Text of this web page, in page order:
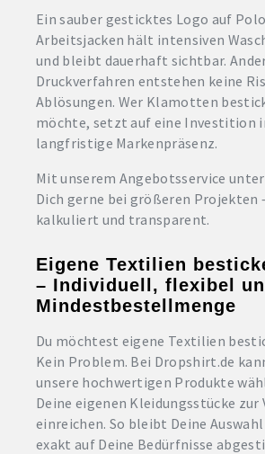
Ein sauber gesticktes Logo auf
Arbeitsjacken hält intensiven
und bleibt dauerhaft sichtbar.
Druckverfahren entstehen keine
Ablösungen. Wer Klamotten
möchte, setzt auf eine Investition
langfristige Markenpräsenz.
Mit unserem Angebotsservice
Dich gerne bei größeren Projekten
kalkuliert und transparent.
Eigene Textilien
– Individuell, flexibel
Mindestbestellmenge
Du möchtest eigene Textilien
Kein Problem. Bei Dropshirt.de
unsere hochwertigen Produkte
Deine eigenen Kleidungsstücke zur
einreichen. So bleibt Deine
exakt auf Deine Bedürfnisse